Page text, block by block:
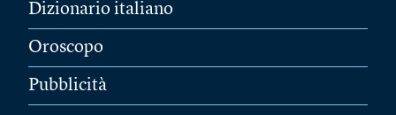
Dizionario italiano
Oroscopo
Pubblicità